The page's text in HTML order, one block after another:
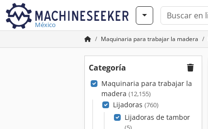
México
Maquinaria para trabajar la madera
Categoría
Maquinaria para trabajar la
madera (12,155)
Lijadoras (760)
Lijadoras de tambor